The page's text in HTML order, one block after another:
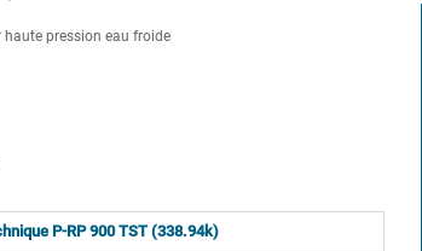
pression eau froide
P-RP 900 TST (338.94k)